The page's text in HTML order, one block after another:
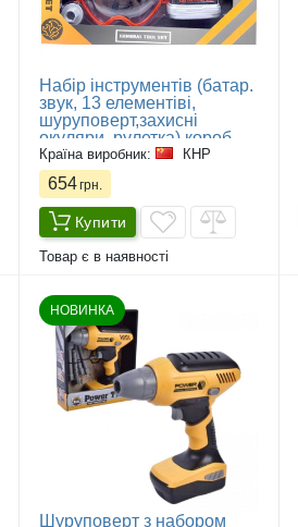
Набір інструментів (батар.
звук, 13 елементіві,
шуруповерт,захисні
окуляри, рулетка) короб.
30*8*22.5 см
Країна виробник: КНР
654грн.
Купити
Товар є в наявності
НОВИНКА
Шуруповерт з набором